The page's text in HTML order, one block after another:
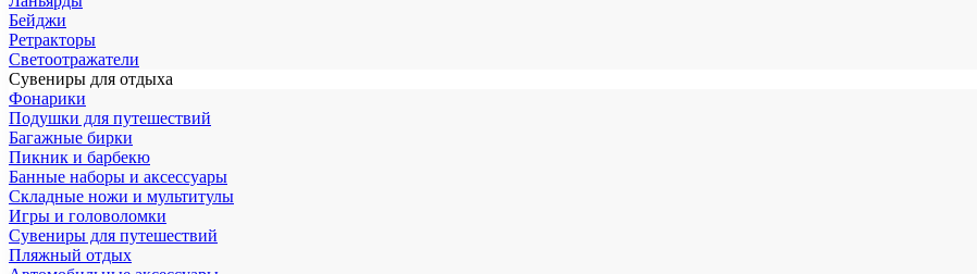
Бейджи
Ретракторы
Светоотражатели
Сувениры для отдыха
Фонарики
Подушки для путешествий
Багажные бирки
Пикник и барбекю
Банные наборы и аксессуары
Складные ножи и мультитулы
Игры и головоломки
Сувениры для путешествий
Пляжный отдых